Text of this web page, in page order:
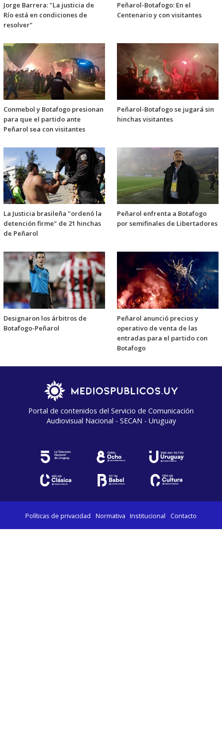
Jorge Barrera: "La justicia de
Río está en condiciones de
resolver"
Peñarol-Botafogo: En el
Centenario y con visitantes
Conmebol y Botafogo presionan
para que el partido ante
Peñarol sea con visitantes
Peñarol-Botafogo se jugará sin
hinchas visitantes
La Justicia brasileña "ordenó la
detención firme" de 21 hinchas
de Peñarol
Peñarol enfrenta a Botafogo
por semifinales de Libertadores
Designaron los árbitros de
Botafogo-Peñarol
Peñarol anunció precios y
operativo de venta de las
entradas para el partido con
Botafogo
Portal de contenidos del Servicio de Comunicación
Audiovisual Nacional - SECAN - Uruguay
Políticas de privacidad Normativa Institucional Contacto